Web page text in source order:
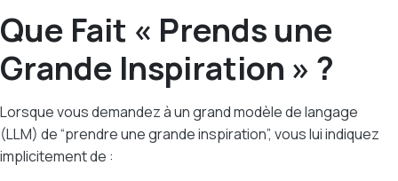
Que Fait « Prends une
Grande Inspiration » ?
Lorsque vous demandez à un grand modèle de langage
(LLM) de “prendre une grande inspiration”, vous lui indiquez
implicitement de :